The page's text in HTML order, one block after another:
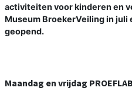
activiteiten voor kinderen en
Museum BroekerVeiling in juli
geopend.
Maandag en vrijdag PROEFLAB